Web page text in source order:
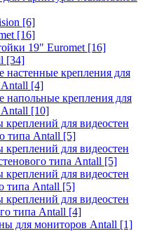
[6]
[16]
19" Euromet [16]
[34]
настенные крепления для
[4]
напольные крепления для
[10]
для видеостен
типа Antall [5]
для видеостен
типа Antall [5]
для видеостен
типа Antall [5]
для видеостен
типа Antall [4]
для мониторов Antall [1]